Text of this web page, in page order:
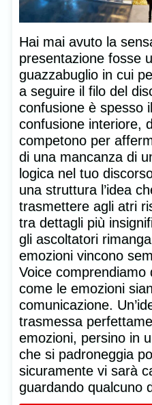
Hai mai avuto la
presentazione fosse
guazzabuglio in cui
a seguire il filo del
confusione è spesso
confusione interiore,
competono per
di una mancanza di
logica nel tuo
una struttura l’idea
trasmettere agli atri
tra dettagli più
gli ascoltatori
emozioni vincono
Voice
come le emozioni
comunicazione.
trasmessa
emozioni, persino in
che si padroneggia
sicuramente vi sarà
guardando qualcuno